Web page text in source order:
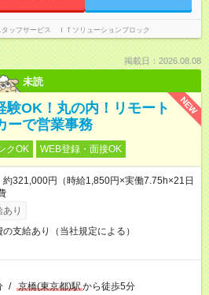
タッフサービス ＩＴソリューションブロック
掲載日：2026.08.08
未読
NEW
験OK！丸の内！リモート
ーで営業事務
クOK WEB登録・面接OK
約321,000円（時給1,850円×実働7.75h×21日
り
支給あり（当社規定による）
/ 京橋(東京都)駅から徒歩5分